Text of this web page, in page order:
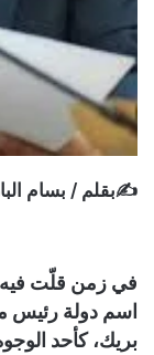
✍بقلم / بسام
في زمن قلّت فيه
اسم دولة رئيس
بريك، كأحد